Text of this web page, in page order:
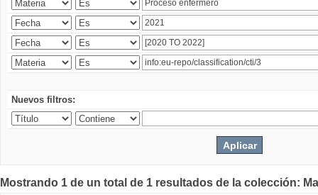
Nuevos filtros:
Mostrando 1 de un total de 1 resultados de la colección: